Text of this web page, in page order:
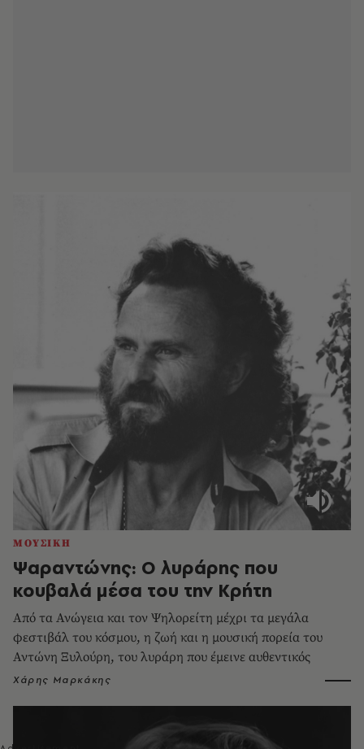
ΜΟΥΣΙΚΗ
Ψαραντώνης: Ο λυράρης που
κουβαλά μέσα του την Κρήτη
Από τα Ανώγεια και τον Ψηλορείτη μέχρι τα μεγάλα
φεστιβάλ του κόσμου, η ζωή και η μουσική πορεία του
Αντώνη Ξυλούρη, του λυράρη που έμεινε αυθεντικός
Χάρης Μαρκάκης